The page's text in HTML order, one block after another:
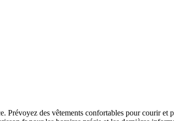
Prévoyez des vêtements confortables pour courir